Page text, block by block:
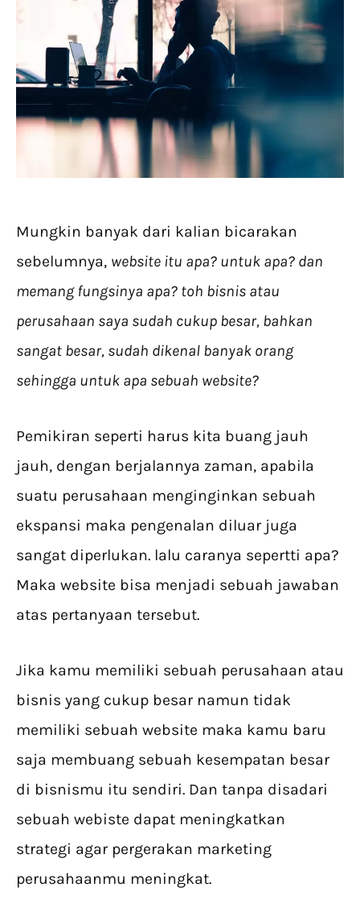
Mungkin banyak dari kalian bicarakan
sebelumnya, website itu apa? untuk apa? dan
memang fungsinya apa? toh bisnis atau
perusahaan saya sudah cukup besar, bahkan
sangat besar, sudah dikenal banyak orang
sehingga untuk apa sebuah website?
Pemikiran seperti harus kita buang jauh
jauh, dengan berjalannya zaman, apabila
suatu perusahaan menginginkan sebuah
ekspansi maka pengenalan diluar juga
sangat diperlukan. lalu caranya sepertti apa?
Maka website bisa menjadi sebuah jawaban
atas pertanyaan tersebut.
Jika kamu memiliki sebuah perusahaan atau
bisnis yang cukup besar namun tidak
memiliki sebuah website maka kamu baru
saja membuang sebuah kesempatan besar
di bisnismu itu sendiri. Dan tanpa disadari
sebuah webiste dapat meningkatkan
strategi agar pergerakan marketing
perusahaanmu meningkat.